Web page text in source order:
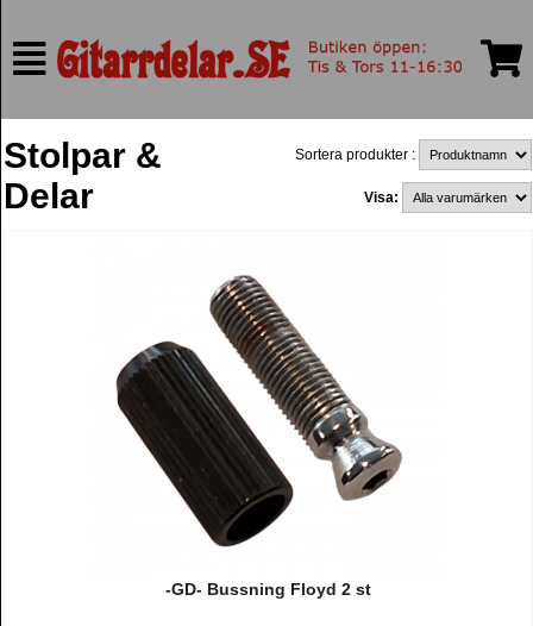
Stolpar &
Delar
Sortera produkter :
Visa:
-GD- Bussning Floyd 2 st